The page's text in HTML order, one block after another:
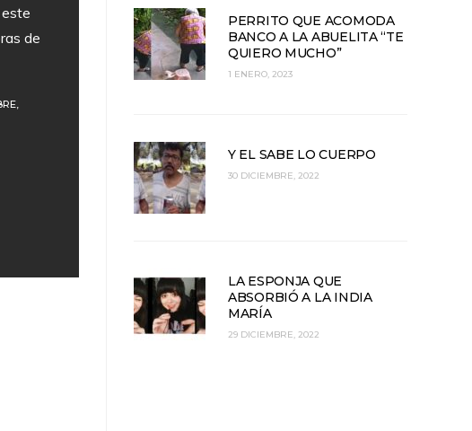
de
PERRITO QUE ACOMODA
BANCO A LA ABUELITA “TE
QUIERO MUCHO”
1 ENERO, 2023
Y EL SABE LO CUERPO
30 DICIEMBRE, 2022
LA ESPONJA QUE
ABSORBIÓ A LA INDIA
MARÍA
29 DICIEMBRE, 2022